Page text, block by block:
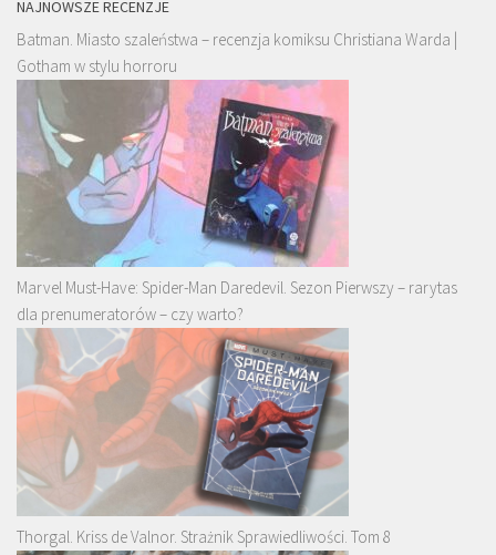
NAJNOWSZE RECENZJE
Batman. Miasto szaleństwa – recenzja komiksu Christiana Warda |
Gotham w stylu horroru
Marvel Must-Have: Spider-Man Daredevil. Sezon Pierwszy – rarytas
dla prenumeratorów – czy warto?
Thorgal. Kriss de Valnor. Strażnik Sprawiedliwości. Tom 8